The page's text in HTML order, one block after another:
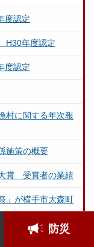
防災
度認定
H30年度認定
度認定
村に関する年次報
施策の概要
賞 受賞者の業績
」が横手市大森町
度認定